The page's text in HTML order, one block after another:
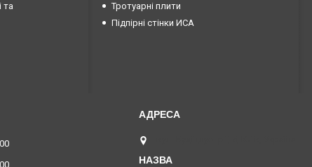
та
Тротуарні плити
Підпірні стінки ИСА